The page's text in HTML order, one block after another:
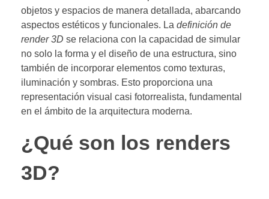
objetos y espacios de manera detallada, abarcando
aspectos estéticos y funcionales. La definición de
render 3D se relaciona con la capacidad de simular
no solo la forma y el diseño de una estructura, sino
también de incorporar elementos como texturas,
iluminación y sombras. Esto proporciona una
representación visual casi fotorrealista, fundamental
en el ámbito de la arquitectura moderna.
¿Qué son los renders
3D?